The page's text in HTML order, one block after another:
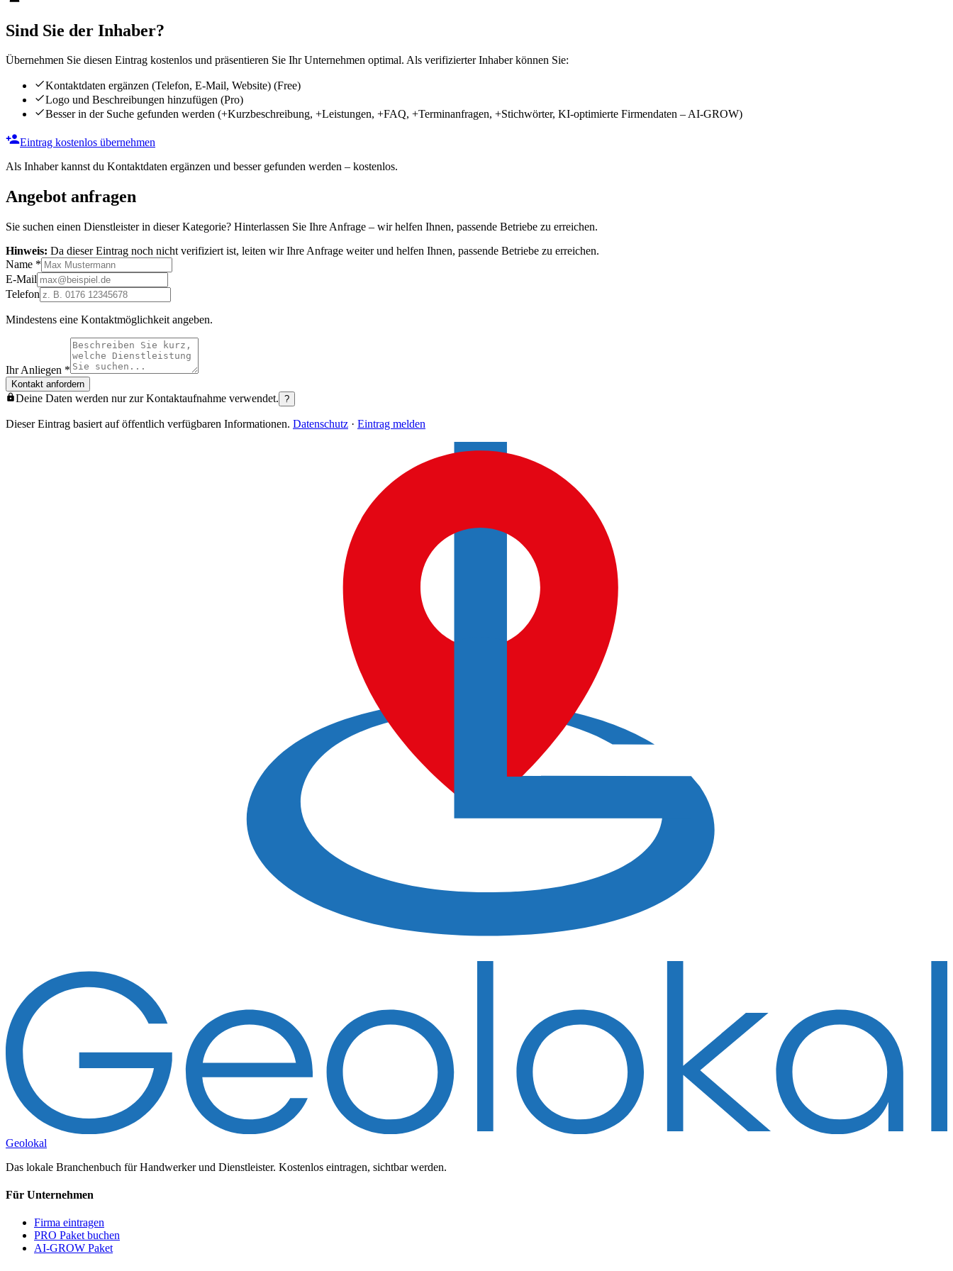
Sind Sie der Inhaber?
Übernehmen Sie diesen Eintrag kostenlos und präsentieren Sie Ihr Unternehmen optimal. Als verifizierter Inhaber können Sie:
Kontaktdaten ergänzen (Telefon, E-Mail, Website) (Free)
Logo und Beschreibungen hinzufügen (Pro)
Besser in der Suche gefunden werden (+Kurzbeschreibung, +Leistungen, +FAQ, +Terminanfragen, +Stichwörter, KI-optimierte Firmendaten – AI-GROW)
Eintrag kostenlos übernehmen
Als Inhaber kannst du Kontaktdaten ergänzen und besser gefunden werden – kostenlos.
Angebot anfragen
Sie suchen einen Dienstleister in dieser Kategorie? Hinterlassen Sie Ihre Anfrage – wir helfen Ihnen, passende Betriebe zu erreichen.
Hinweis: Da dieser Eintrag noch nicht verifiziert ist, leiten wir Ihre Anfrage weiter und helfen Ihnen, passende Betriebe zu erreichen.
Name *
E-Mail
Telefon
Mindestens eine Kontaktmöglichkeit angeben.
Ihr Anliegen *
Kontakt anfordern
Deine Daten werden nur zur Kontaktaufnahme verwendet. ?
Dieser Eintrag basiert auf öffentlich verfügbaren Informationen. Datenschutz · Eintrag melden
Geolokal
Das lokale Branchenbuch für Handwerker und Dienstleister. Kostenlos eintragen, sichtbar werden.
Für Unternehmen
Firma eintragen
PRO Paket buchen
AI-GROW Paket